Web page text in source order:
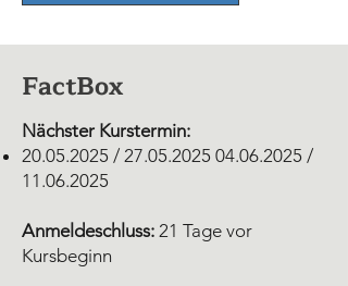
FactBox
Nächster Kurstermin:
20.05.2025 / 27.05.2025 04.06.2025 /
11.06.2025
Anmeldeschluss: 21 Tage vor
Kursbeginn